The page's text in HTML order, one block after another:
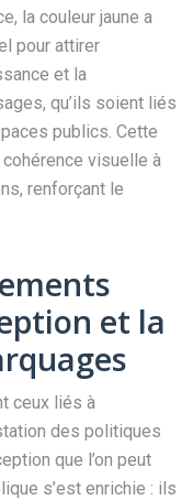
la couleur jaune a
pour attirer
et la
qu’ils soient liés
publics. Cette
visuelle à
renforçant le
et la
ceux liés à
des politiques
que l’on peut
s’est enrichie : ils